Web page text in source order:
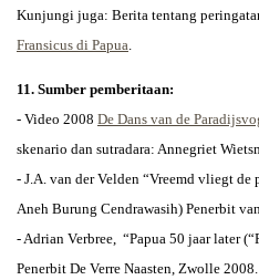
Kunjungi juga: Berita tentang
Fransicus di Papua
11. Sumber pemberitaan:
- Video 2008 De Dans van de
skenario dan sutradara: Annegriet
- J.A. van der Velden “Vreemd vliegt de
Aneh Burung Cendrawasih) Penerbit
- Adrian Verbree, “Papua 50 jaar later
Penerbit De Verre Naasten, Zwolle 2008.